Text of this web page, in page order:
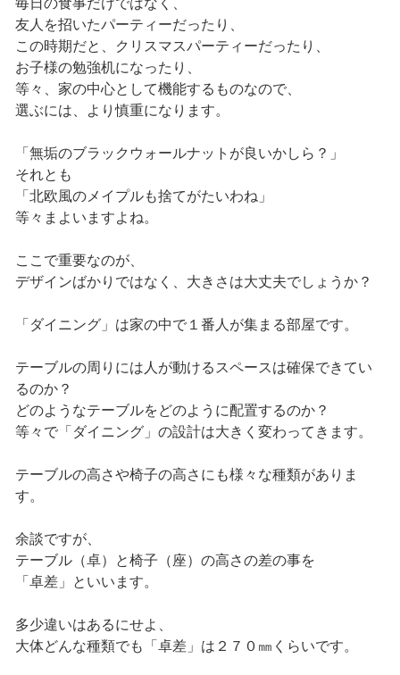
毎日の食事だけではなく、
友人を招いたパーティーだったり、
この時期だと、クリスマスパーティーだったり、
お子様の勉強机になったり、
等々、家の中心として機能するものなので、
選ぶには、より慎重になります。
「無垢のブラックウォールナットが良いかしら？」
それとも
「北欧風のメイプルも捨てがたいわね」
等々まよいますよね。
ここで重要なのが、
デザインばかりではなく、大きさは大丈夫でしょうか？
「ダイニング」は家の中で１番人が集まる部屋です。
テーブルの周りには人が動けるスペースは確保できてい
るのか？
どのようなテーブルをどのように配置するのか？
等々で「ダイニング」の設計は大きく変わってきます。
テーブルの高さや椅子の高さにも様々な種類がありま
す。
余談ですが、
テーブル（卓）と椅子（座）の高さの差の事を
「卓差」といいます。
多少違いはあるにせよ、
大体どんな種類でも「卓差」は２７０㎜くらいです。